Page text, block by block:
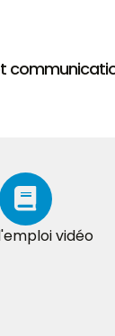
vidéo